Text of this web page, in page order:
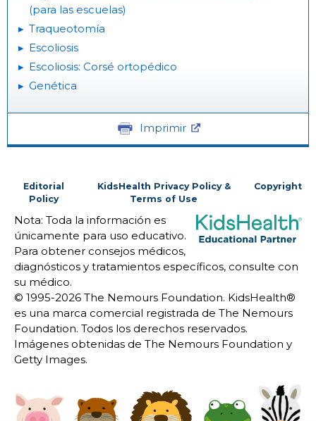
(para las escuelas)
Traqueotomía
Escoliosis
Escoliosis: Corsé ortopédico
Genética
Imprimir
Editorial
Policy
KidsHealth Privacy Policy &
Terms of Use
Copyright
Nota: Toda la información es
únicamente para uso educativo.
Para obtener consejos médicos,
diagnósticos y tratamientos específicos, consulte con
su médico.
© 1995-2026 The Nemours Foundation. KidsHealth®
es una marca comercial registrada de The Nemours
Foundation. Todos los derechos reservados.
Imágenes obtenidas de The Nemours Foundation y
Getty Images.